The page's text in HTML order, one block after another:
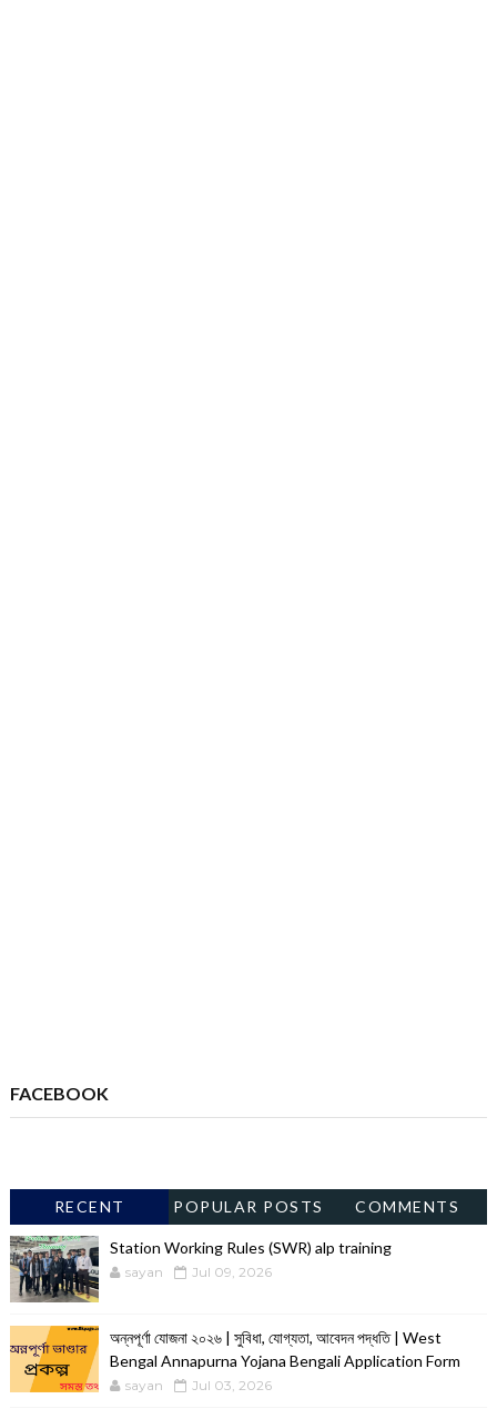
FACEBOOK
RECENT POPULAR POSTS COMMENTS
Station Working Rules (SWR) alp training
sayan Jul 09, 2026
অন্নপূর্ণা যোজনা ২০২৬ | সুবিধা, যোগ্যতা, আবেদন পদ্ধতি | West
Bengal Annapurna Yojana Bengali Application Form
sayan Jul 03, 2026